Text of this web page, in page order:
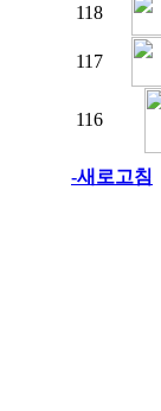
118
117
116
-새로고침